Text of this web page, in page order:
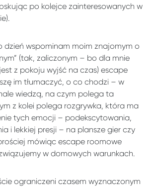
po kolejce zainteresowanych w
dzień wspominam moim znajomym o
(tak, zaliczonym – bo dla mnie
z pokoju wyjść na czas) escape
im tłumaczyć, o co chodzi – w
wiedzą, na czym polega ta
z kolei polega rozgrywka, która ma
tych emocji – podekscytowania,
i lekkiej presji – na plansze gier czy
mówiąc escape roomowe
w domowych warunkach.
ograniczeni czasem wyznaczonym